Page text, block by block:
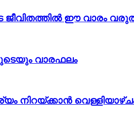
ഈ വാരം
വാരഫലം
നിറയ്ക്കാൻ